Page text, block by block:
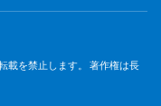
載を禁止します。 著作権は長